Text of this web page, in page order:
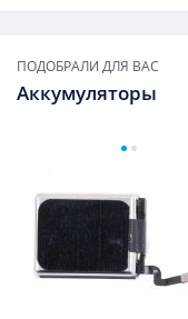
ПОДОБРАЛИ ДЛЯ ВАС
Аккумуляторы